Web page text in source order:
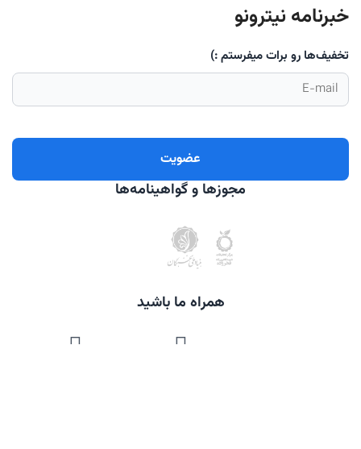
خبرنامه نیترونو
تخفیف‌ها رو برات میفرستم :)
مجوزها و گواهینامه‌ها
همراه ما باشید